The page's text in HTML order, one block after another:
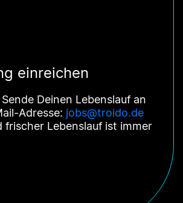
einreichen
Deinen Lebenslauf an
Adresse: jobs@troido.de
frischer Lebenslauf ist immer